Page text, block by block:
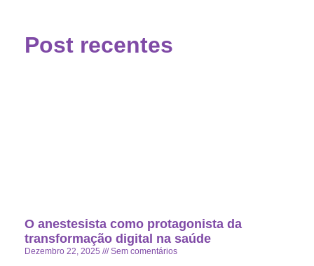
Post recentes
O anestesista como protagonista da
transformação digital na saúde
Dezembro 22, 2025 Sem comentários